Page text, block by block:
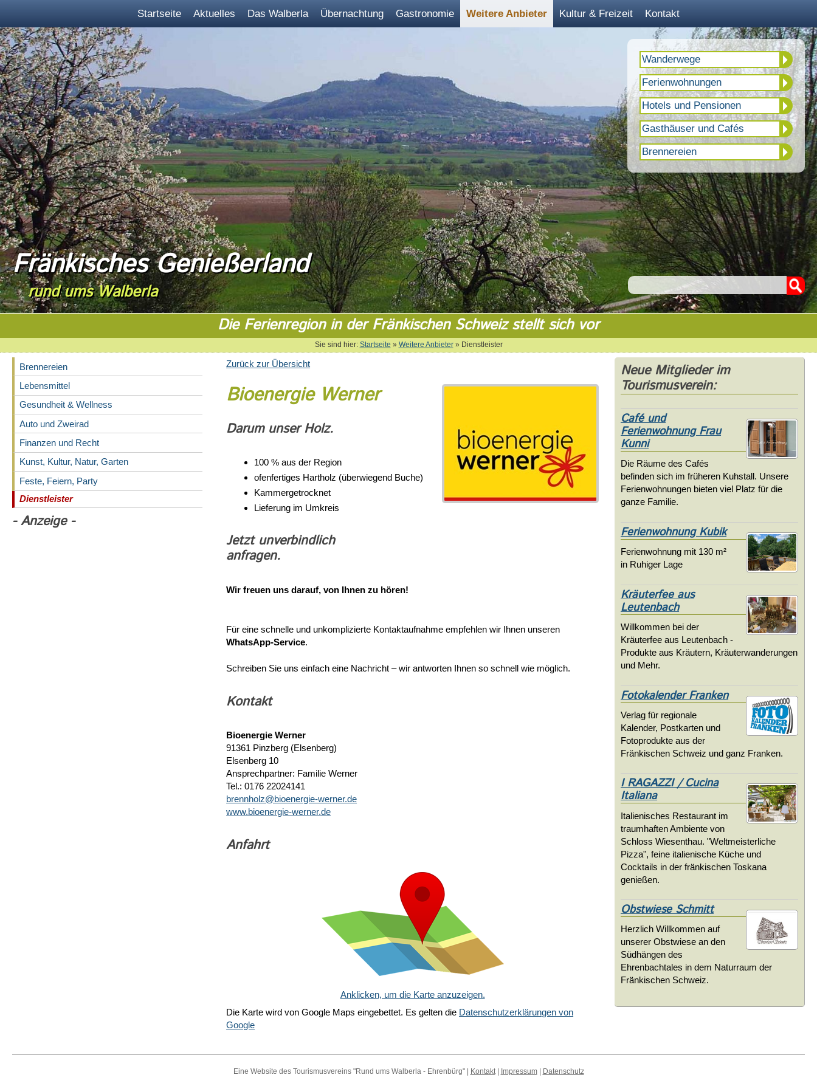
Startseite Aktuelles Das Walberla Übernachtung Gastronomie Weitere Anbieter Kultur & Freizeit Kontakt
Fränkisches Genießerland
rund ums Walberla
Wanderwege
Ferienwohnungen
Hotels und Pensionen
Gasthäuser und Cafés
Brennereien
Die Ferienregion in der Fränkischen Schweiz stellt sich vor
Sie sind hier: Startseite » Weitere Anbieter» Dienstleister
Zurück zur Übersicht
Bioenergie Werner
Darum unser Holz.
100 % aus der Region
ofenfertiges Hartholz (überwiegend Buche)
Kammergetrocknet
Lieferung im Umkreis
Jetzt unverbindlich
anfragen.
Wir freuen uns darauf, von Ihnen zu hören!
Für eine schnelle und unkomplizierte Kontaktaufnahme empfehlen wir Ihnen unseren
WhatsApp-Service.
Schreiben Sie uns einfach eine Nachricht – wir antworten Ihnen so schnell wie möglich.
Kontakt
Bioenergie Werner
91361 Pinzberg (Elsenberg)
Elsenberg 10
Ansprechpartner: Familie Werner
Tel.: 0176 22024141
brennholz@bioenergie-werner.de
www.bioenergie-werner.de
Anfahrt
Anklicken, um die Karte anzuzeigen.
Die Karte wird von Google Maps eingebettet. Es gelten die Datenschutzerklärungen von
Google
Brennereien
Lebensmittel
Gesundheit & Wellness
Auto und Zweirad
Finanzen und Recht
Kunst, Kultur, Natur, Garten
Feste, Feiern, Party
Dienstleister
- Anzeige -
Neue Mitglieder im
Tourismusverein:
Café und
Ferienwohnung Frau
Kunni
Die Räume des Cafés
befinden sich im früheren Kuhstall. Unsere
Ferienwohnungen bieten viel Platz für die
ganze Familie.
Ferienwohnung Kubik
Ferienwohnung mit 130 m²
in Ruhiger Lage
Kräuterfee aus
Leutenbach
Willkommen bei der
Kräuterfee aus Leutenbach -
Produkte aus Kräutern, Kräuterwanderungen
und Mehr.
Fotokalender Franken
Verlag für regionale
Kalender, Postkarten und
Fotoprodukte aus der
Fränkischen Schweiz und ganz Franken.
I RAGAZZI / Cucina
Italiana
Italienisches Restaurant im
traumhaften Ambiente von
Schloss Wiesenthau. "Weltmeisterliche
Pizza", feine italienische Küche und
Cocktails in der fränkischen Toskana
genießen.
Obstwiese Schmitt
Herzlich Willkommen auf
unserer Obstwiese an den
Südhängen des
Ehrenbachtales in dem Naturraum der
Fränkischen Schweiz.
Eine Website des Tourismusvereins "Rund ums Walberla - Ehrenbürg" | Kontakt| Impressum| Datenschutz